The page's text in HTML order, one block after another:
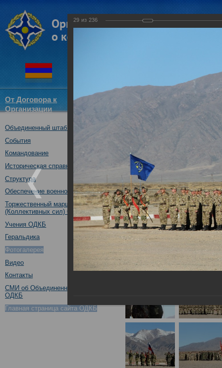
От Договора к
Организации
Новости
Объединенный штаб ОДКБ
События
Командование
Историческая справка
Структура
Обеспечение военной безопасности
Торжественный марш Войск
(Коллективных сил) ОДКБ
Учения ОДКБ
Геральдика
Фотогалерея
Видео
Контакты
СМИ об Объединенном штабе
ОДКБ
Главная страница сайта ОДКБ
Совместное тактическое
«Рубеж-2016»
04.10.2016
29 из 236